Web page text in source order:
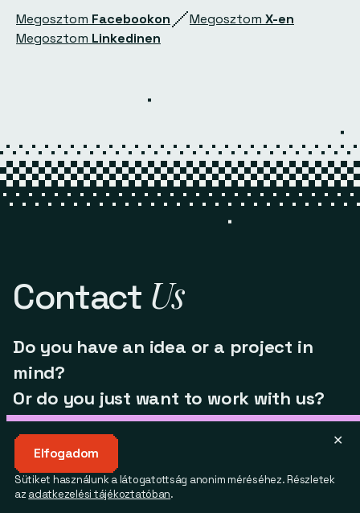
Megosztom Facebookon Megosztom X-en
Megosztom Linkedinen
Contact Us
Do you have an idea or a project in
mind?
Or do you just want to work with us?
sales@fps.hu
Linkedin
✕
Elfogadom
Sütiket használunk a látogatottság anonim méréséhez.Részletek
az adatkezelési tájékoztatóban.